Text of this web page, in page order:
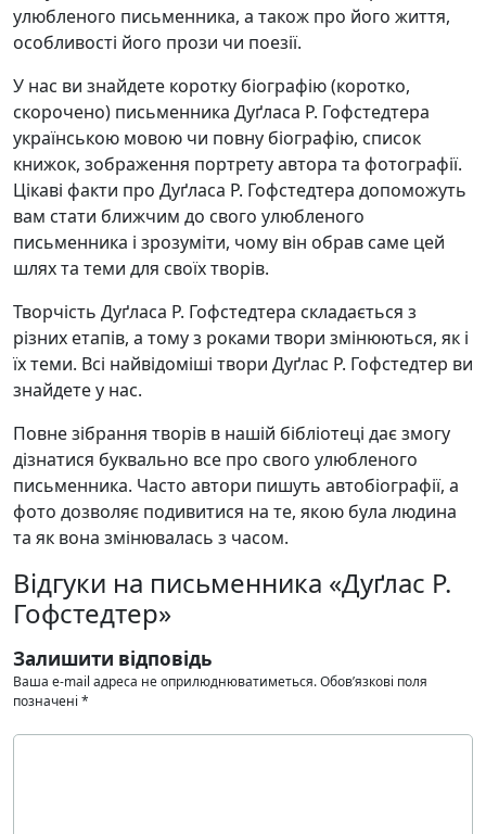
улюбленого письменника, а також про його життя,
особливості його прози чи поезії.
У нас ви знайдете коротку біографію (коротко,
скорочено) письменника Дуґласа Р. Гофстедтера
українською мовою чи повну біографію, список
книжок, зображення портрету автора та фотографії.
Цікаві факти про Дуґласа Р. Гофстедтера допоможуть
вам стати ближчим до свого улюбленого
письменника і зрозуміти, чому він обрав саме цей
шлях та теми для своїх творів.
Творчість Дуґласа Р. Гофстедтера складається з
різних етапів, а тому з роками твори змінюються, як і
їх теми. Всі найвідоміші твори Дуґлас Р. Гофстедтер ви
знайдете у нас.
Повне зібрання творів в нашій бібліотеці дає змогу
дізнатися буквально все про свого улюбленого
письменника. Часто автори пишуть автобіографії, а
фото дозволяє подивитися на те, якою була людина
та як вона змінювалась з часом.
Відгуки на письменника «Дуґлас Р.
Гофстедтер»
Залишити відповідь
Ваша e-mail адреса не оприлюднюватиметься.Обов’язкові поля
позначені *